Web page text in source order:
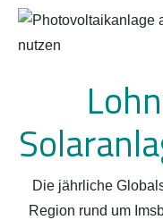
Die jährliche
Region rund um